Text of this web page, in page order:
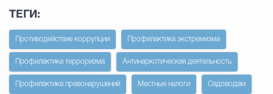
ТЕГИ:
Противодействие коррупции Профилактика экстремизма
Профилактика терроризма Антинаркотическая деятельность
Профилактика правонарушений Местные налоги Садоводам